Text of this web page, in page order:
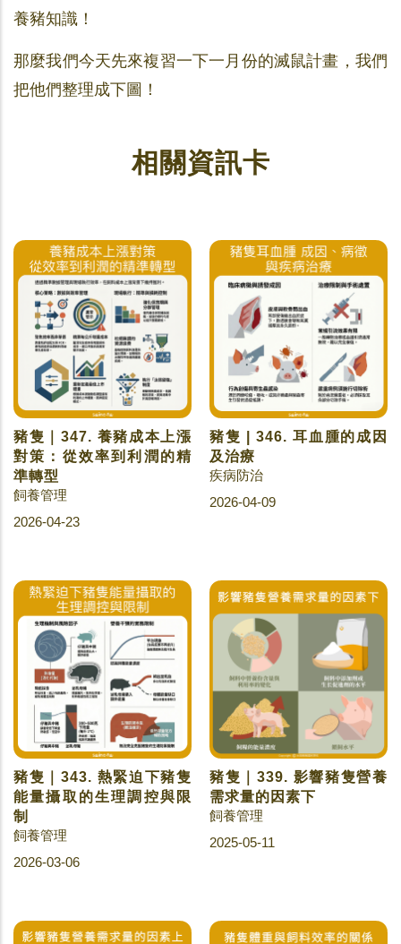
養豬知識！
那麼我們今天先來複習一下一月份的滅鼠計畫，我們
把他們整理成下圖！
相關資訊卡
豬隻｜347. 養豬成本上漲
對策：從效率到利潤的精
準轉型
飼養管理
2026-04-23
豬隻 | 346. 耳血腫的成因
及治療
疾病防治
2026-04-09
豬隻｜343. 熱緊迫下豬隻
能量攝取的生理調控與限
制
飼養管理
2026-03-06
豬隻｜339. 影響豬隻營養
需求量的因素下
飼養管理
2025-05-11